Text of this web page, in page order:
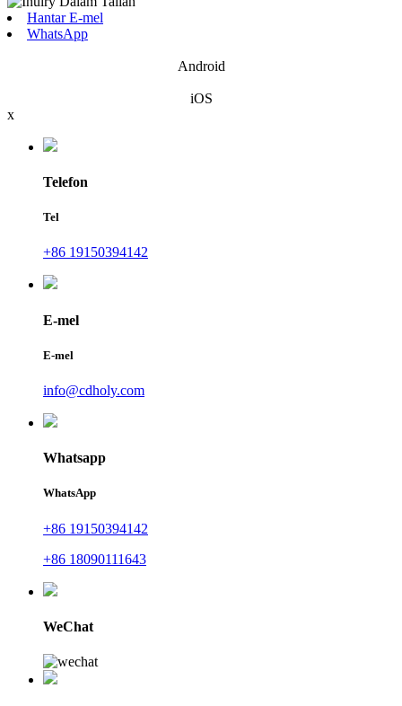
Hantar E-mel
WhatsApp
Android
iOS
x
Telefon
Tel
+86 19150394142
E-mel
E-mel
info@cdholy.com
Whatsapp
WhatsApp
+86 19150394142
+86 18090111643
WeChat